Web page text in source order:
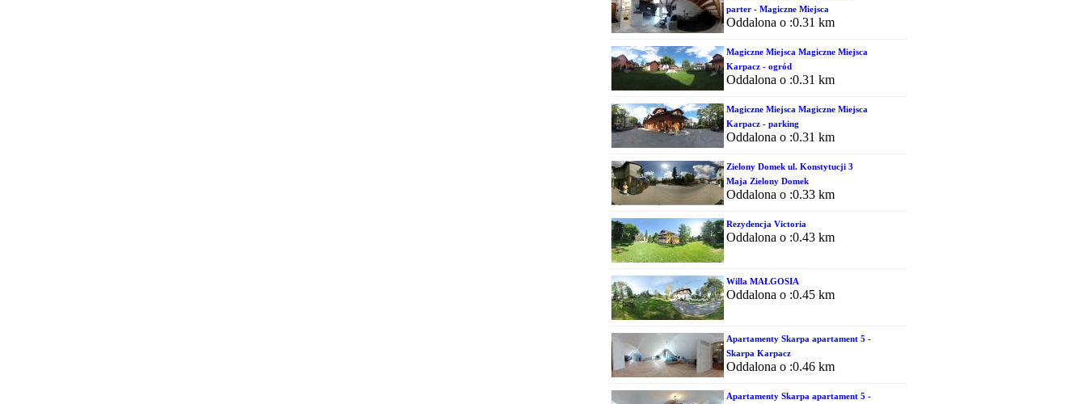
parter - Magiczne Miejsca
Oddalona o :0.31 km
Magiczne Miejsca Magiczne Miejsca
Karpacz - ogród
Oddalona o :0.31 km
Magiczne Miejsca Magiczne Miejsca
Karpacz - parking
Oddalona o :0.31 km
Zielony Domek ul. Konstytucji 3
Maja Zielony Domek
Oddalona o :0.33 km
Rezydencja Victoria
Oddalona o :0.43 km
Willa MAŁGOSIA
Oddalona o :0.45 km
Apartamenty Skarpa apartament 5 -
Skarpa Karpacz
Oddalona o :0.46 km
Apartamenty Skarpa apartament 5 -